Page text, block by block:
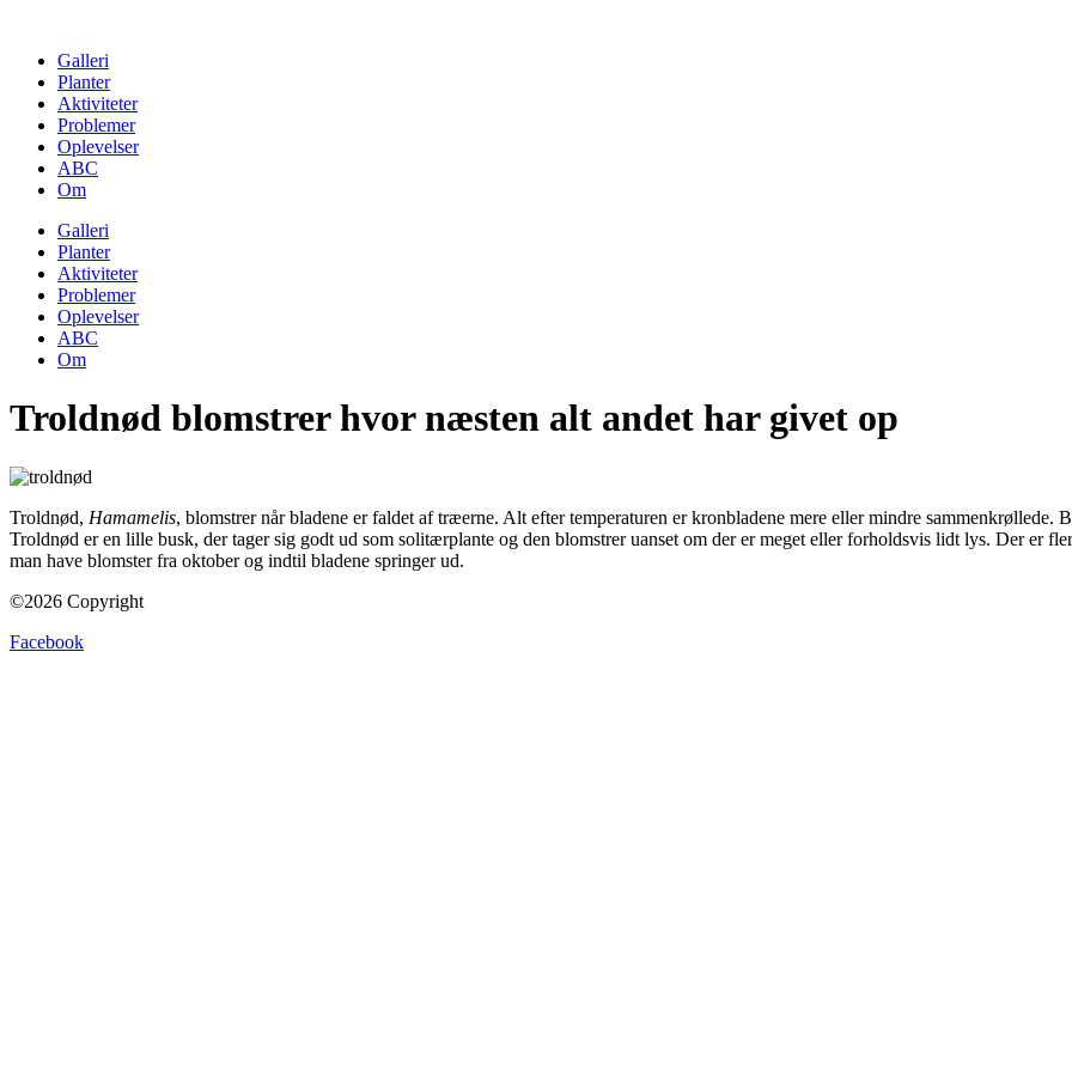
contentGalleri
Planter
Aktiviteter
Problemer
Oplevelser
ABC
Om
Galleri
Planter
Aktiviteter
Problemer
Oplevelser
ABC
Om
Troldnød blomstrer hvor næsten alt andet har givet op
Troldnød, Hamamelis, blomstrer når bladene er faldet af træerne. Alt efter temperaturen er kronbladene mere eller mindre sammenkrøllede.
Troldnød er en lille busk, der tager sig godt ud som solitærplante og den blomstrer uanset om der er meget eller forholdsvis lidt lys. Der er
man have blomster fra oktober og indtil bladene springer ud.
©2026 Copyright
Facebook